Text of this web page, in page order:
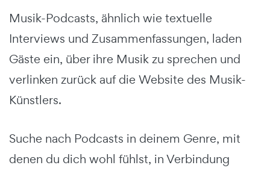
Musik-Podcasts, ähnlich wie textuelle
Interviews und Zusammenfassungen, laden
Gäste ein, über ihre Musik zu sprechen und
verlinken zurück auf die Website des Musik-
Künstlers.
Suche nach Podcasts in deinem Genre, mit
denen du dich wohl fühlst, in Verbindung